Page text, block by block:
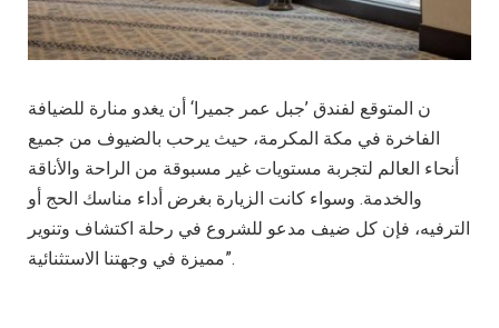
ن المتوقع لفندق ’جبل عمر جميرا‘ أن يغدو منارة للضيافة
الفاخرة في مكة المكرمة، حيث يرحب بالضيوف من جميع
أنحاء العالم لتجربة مستويات غير مسبوقة من الراحة والأناقة
والخدمة. وسواء كانت الزيارة بغرض أداء مناسك الحج أو
الترفيه، فإن كل ضيف مدعو للشروع في رحلة اكتشاف وتنوير
مميزة في وجهتنا الاستثنائية”.